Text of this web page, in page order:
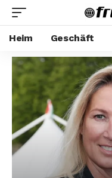
Heim Geschäft